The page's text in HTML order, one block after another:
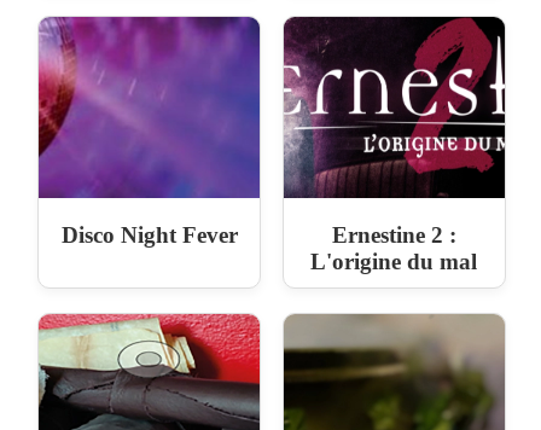
Disco Night Fever
Ernestine 2 :
L'origine du mal